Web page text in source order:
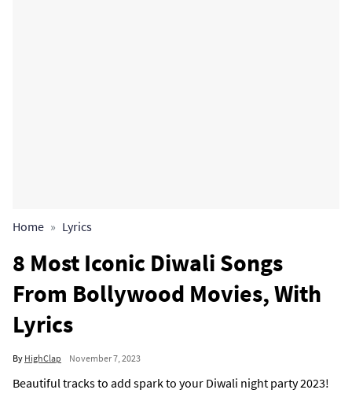
Home Lyrics
8 Most Iconic Diwali Songs
From Bollywood Movies, With
Lyrics
By HighClap November 7, 2023
Beautiful tracks to add spark to your Diwali night party 2023!